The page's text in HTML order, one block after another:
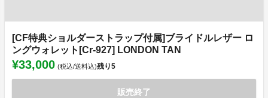
[CF特典ショルダーストラップ付属]ブライドルレザー ロ
ングウォレット[Cr-927] LONDON TAN
¥33,000 (税込/送料込)残り5
販売終了